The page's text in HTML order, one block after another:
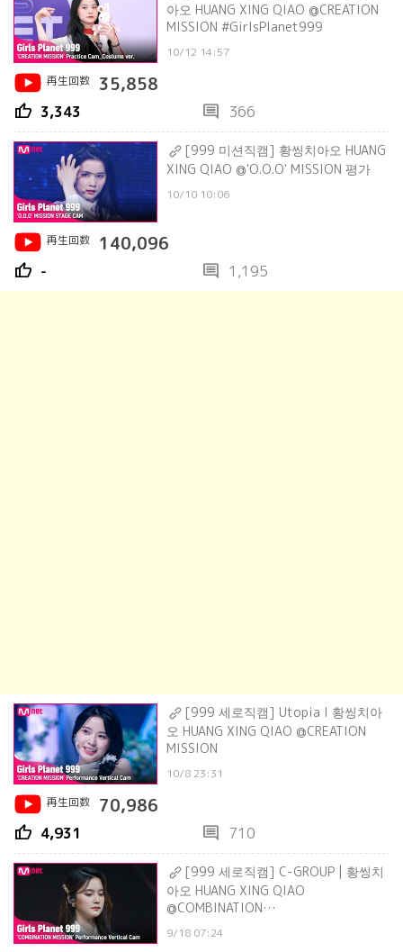
아오 HUANG XING QIAO @CREATION
MISSION #GirlsPlanet999
10/12 14:57
再生回数
35,858
thumb_up 3,343 comment 366
[999 미션직캠] 황씽치아오 HUANG
XING QIAO @'O.O.O' MISSION 평가
10/10 10:06
再生回数 140,096
thumb_up - comment 1,195
[999 세로직캠] Utopia l 황씽치아
오 HUANG XING QIAO @CREATION
MISSION
10/8 23:31
再生回数
70,986
thumb_up 4,931 comment 710
[999 세로직캠] C-GROUP | 황씽치
아오 HUANG XING QIAO
@COMBINATION
9/18 07:24